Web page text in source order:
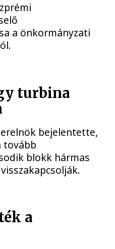
a önkormányzati
turbina
bejelentette,
tovább
blokk hármas
a